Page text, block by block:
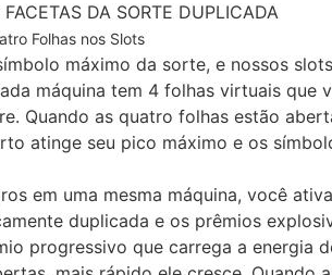
DA SORTE DUPLICADA
Folhas nos Slots
máximo da sorte, e nossos
máquina tem 4 folhas virtuais que
Quando as quatro folhas estão
atinge seu pico máximo e os
em uma mesma máquina, você
duplicada e os prêmios
progressivo que carrega a energia